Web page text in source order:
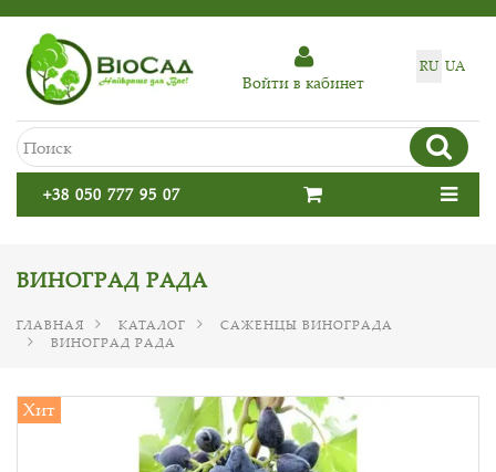
RU UA
Войти в кабинет
+38 050 777 95 07
ВИНОГРАД РАДА
ГЛАВНАЯ КАТАЛОГ
САЖЕНЦЫ ВИНОГРАДА
ВИНОГРАД РАДА
Хит